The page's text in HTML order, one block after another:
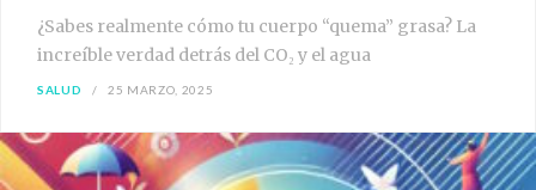
¿Sabes realmente cómo tu cuerpo “quema” grasa? La
increíble verdad detrás del CO₂ y el agua
SALUD 25 MARZO, 2025